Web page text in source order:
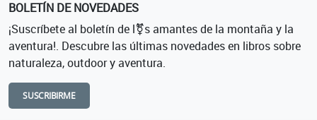
BOLETÍN DE NOVEDADES
¡Suscríbete al boletín de l⚧s amantes de la montaña y la
aventura!. Descubre las últimas novedades en libros sobre
naturaleza, outdoor y aventura.
SUSCRIBIRME